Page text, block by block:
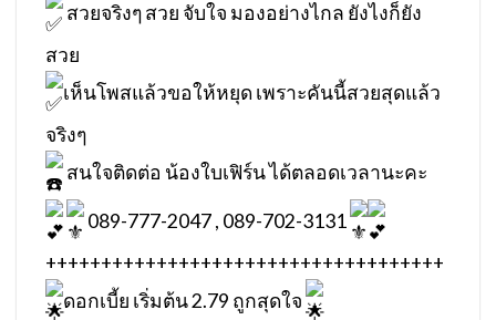
สวยจริงๆ สวย จับใจ มองอย่างไกล ยังไงก็ยัง
สวย
เห็นโพสแล้วขอให้หยุด เพราะคันนี้สวยสุดแล้ว
จริงๆ
สนใจติดต่อ น้องใบเฟิร์น ได้ตลอดเวลานะคะ
089-777-2047 , 089-702-3131
++++++++++++++++++++++++++++++++++++
ดอกเบี้ย เริ่มต้น 2.79 ถูกสุดใจ